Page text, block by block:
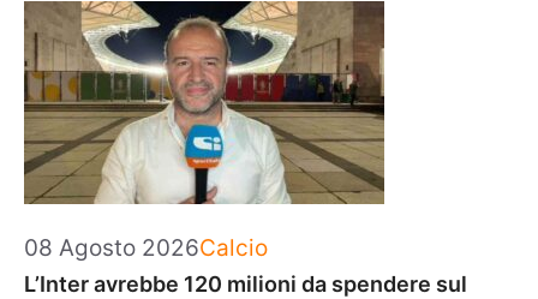
08 Agosto 2026Categorie
Calcio
L’Inter avrebbe 120 milioni da spendere sul